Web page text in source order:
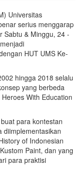
Universitas
serius menggarap
Sabtu & Minggu, 24 -
HUT UMS Ke-
hingga 2018 selalu
yang berbeda
With Education
para kontestan
diimplementasikan
of Indonesian
Paint, dan yang
para praktisi